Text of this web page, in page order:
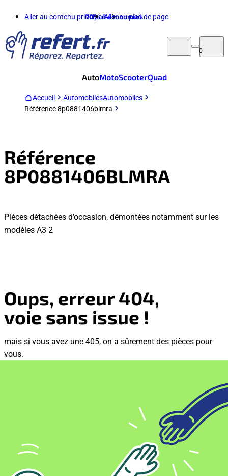
Aller au contenu principalAller au pied de page
70%d'économies
0
AutoMotoScooterQuad
Accueil AutomobilesAutomobiles
Référence 8p0881406blmra
Référence
8P0881406BLMRA
Pièces détachées d’occasion, démontées notamment sur les
modèles A3 2
Oups, erreur 404,
voie sans issue !
mais si vous avez une 405, on a sûrement des pièces pour
vous.